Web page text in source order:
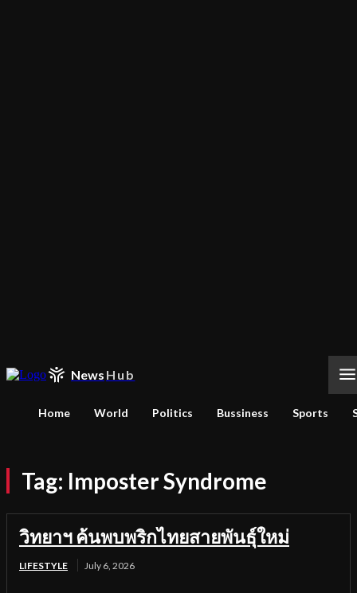
News Hub
Home World Politics Bussiness Sports
Tag: Imposter Syndrome
วิทยาฯ ค้นพบพริกไทยสายพันธุ์ใหม่
LIFESTYLE July 6, 2026